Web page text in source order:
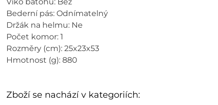
Víko batohu: Bez
Bederní pás: Odnímatelný
Držák na helmu: Ne
Počet komor: 1
Rozměry (cm): 25x23x53
Hmotnost (g): 880
Zboží se nachází v kategoriích: